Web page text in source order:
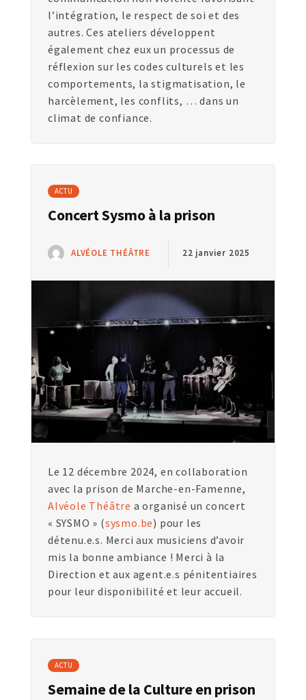
l’intégration, le respect de soi et des
autres. Ces ateliers développent
également chez eux un processus de
réflexion sur les codes culturels et les
comportements, la stigmatisation, le
harcèlement, les conflits, … dans un
climat de confiance.
ACTU
Concert Sysmo à la prison
ALVÉOLE THÉÂTRE 22 janvier 2025
Le 12 décembre 2024, en collaboration
avec la prison de Marche-en-Famenne,
Alvéole Théâtre a organisé un concert
« SYSMO » (sysmo.be) pour les
détenu.e.s. Merci aux musiciens d’avoir
mis la bonne ambiance ! Merci à la
Direction et aux agent.e.s pénitentiaires
pour leur disponibilité et leur accueil.
ACTU
Semaine de la Culture en prison